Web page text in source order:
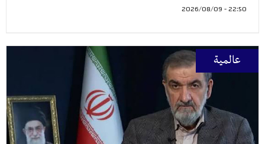
22:50 - 2026/08/09
عالمية